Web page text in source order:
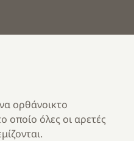
ορθάνοικτο
όλες οι αρετές